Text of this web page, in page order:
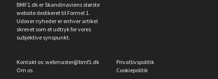
BMF1.dk er Skandinaviens største
website dedikeret til Formel 1.
Udover nyheder er enhver artikel
skrevet som et udtryk for vores
subjektive synspunkt.
Kontakt os: webmaster@bmf1.dk
Om os
Privatlivspolitik
Cookiepolitik